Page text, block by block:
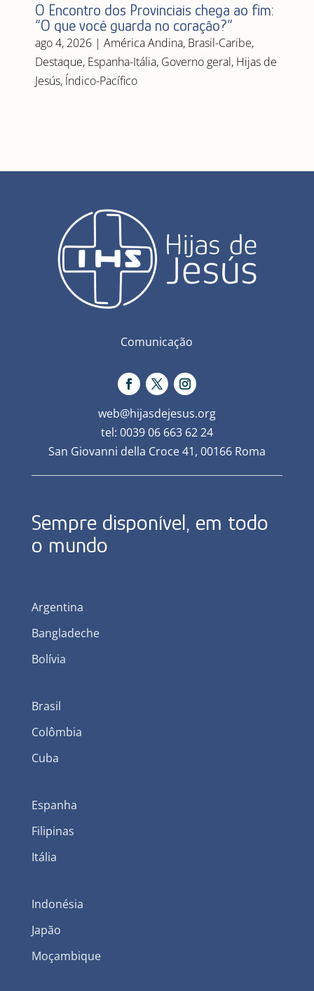
O Encontro dos Provinciais chega ao fim:
“O que você guarda no coração?”
ago 4, 2026| América Andina, Brasil-Caribe,
Destaque, Espanha-Itália, Governo geral, Hijas de
Jesús, Índico-Pacífico
Comunicação
web@hijasdejesus.org
tel: 0039 06 663 62 24
San Giovanni della Croce 41, 00166 Roma
Sempre disponível, em todo
o mundo
Argentina
Bangladeche
Bolívia
Brasil
Colômbia
Cuba
Espanha
Filipinas
Itália
Indonésia
Japão
Moçambique